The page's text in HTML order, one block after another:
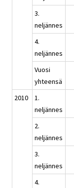
3.
neljännes
4.
neljännes
Vuosi
yhteensä
2010
1.
neljännes
2.
neljännes
3.
neljännes
4.